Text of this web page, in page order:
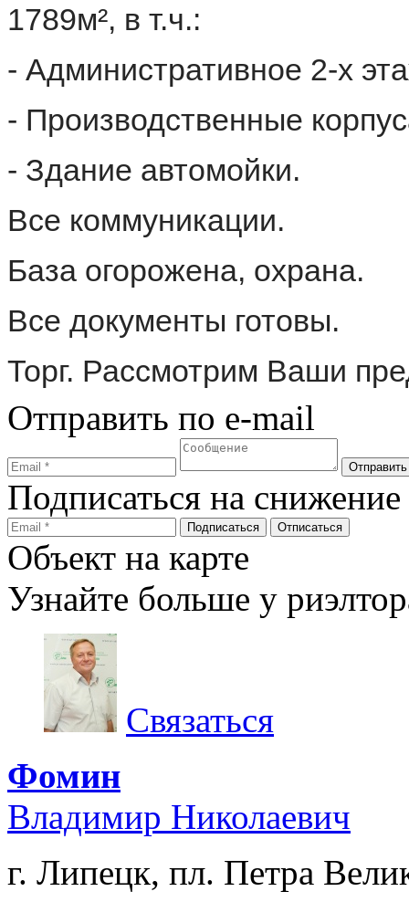
1789м², в т.ч.:
- Административное 2-х
- Производственные
- Здание автомойки.
Все коммуникации.
База огорожена, охрана.
Все документы готовы.
Торг. Рассмотрим Ваши
Отправить по e-mail
Подписаться на
Объект на карте
Узнайте больше у
Связаться
Фомин
Владимир Николаевич
г. Липецк, пл. Петра